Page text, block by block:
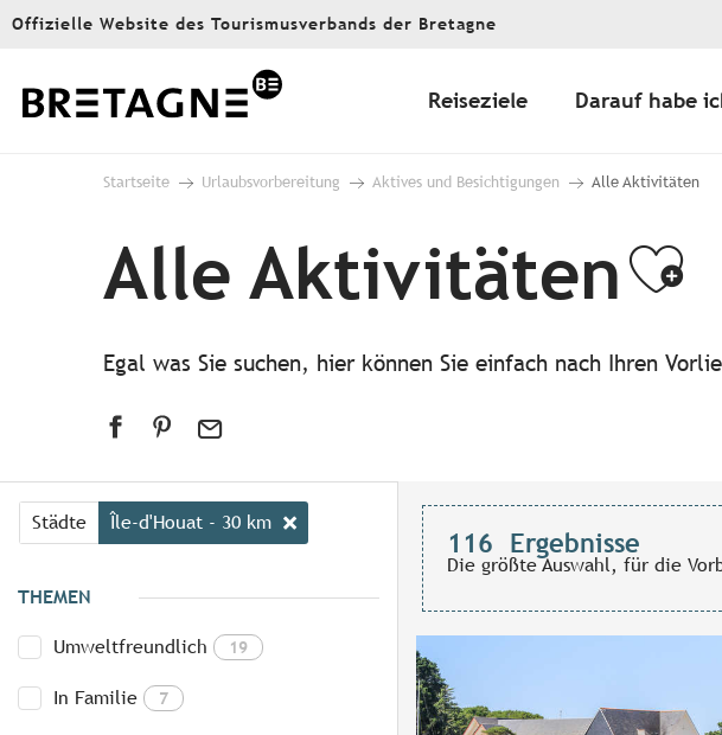
Aller
principal
Offizielle Website des Tourismusverbands der Bretagne
Reiseziele Darauf habe
Startseite Urlaubsvorbereitung Aktives und Besichtigungen Alle Aktivitäten
Alle Aktivitäten
Egal was Sie suchen, hier können Sie einfach nach Ihren
Städte Île-d'Houat - 30 km
THEMEN
Umweltfreundlich 19
In Familie 7
116 Ergebnisse
Die größte Auswahl, für die